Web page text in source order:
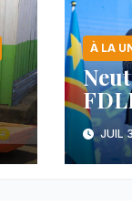
À LA
JUIL